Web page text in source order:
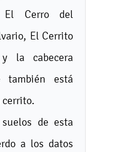
El Cerro del
El Cerrito
la cabecera
también está
cerrito.
de esta
a los datos